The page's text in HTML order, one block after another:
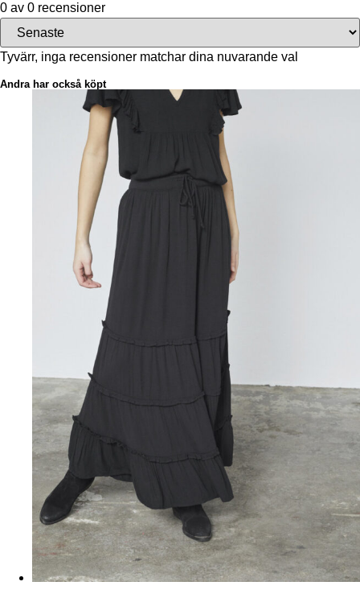
0 av 0 recensioner
Tyvärr, inga recensioner matchar dina nuvarande val
Andra har också köpt